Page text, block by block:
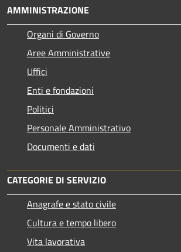
AMMINISTRAZIONE
Organi di Governo
Aree Amministrative
Uffici
Enti e fondazioni
Politici
Personale Amministrativo
Documenti e dati
CATEGORIE DI SERVIZIO
Anagrafe e stato civile
Cultura e tempo libero
Vita lavorativa